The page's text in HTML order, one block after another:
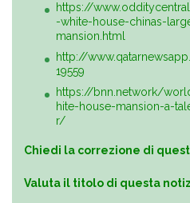
https://
-white-house-chinas-
mansion.html
http://
19559
https://bnn.network/
hite-house-mansion-a-
r/
Chiedi la correzione di
Valuta il titolo di questa